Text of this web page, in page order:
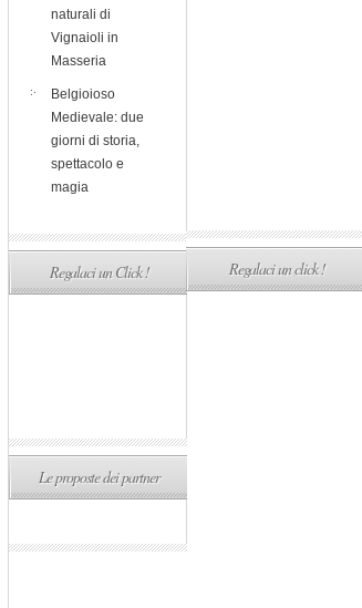
naturali di
Vignaioli in
Masseria
Belgioioso
Medievale: due
giorni di storia,
spettacolo e
magia
Regalaci un Click !
Le proposte dei partner
Regalaci un click !